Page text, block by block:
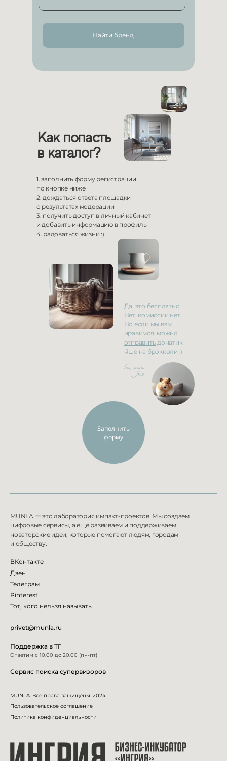
Найти бренд
Как попасть
1. заполнить форму регистрации
по кнопке ниже
2. дождаться ответа площадки
о результатах модерации
3. получить доступ в личный кабинет
и добавить информацию в профиль
4. радоваться жизни :)
Это, кстати,
Яша
в каталог?
Да, это бесплатно.
Нет, комиссии нет.
Но если мы вам
нравимся, можно
отправить донатик
Яше на брокколи :)
Заполнить
форму
MUNLA ー это лаборатория импакт-проектов. Мы создаем
цифровые сервисы, а еще развиваем и поддерживаем
новаторские идеи, которые помогают людям, городам
и обществу.
ВКонтакте
Дзен
Телеграм
Pinterest
Тот, кого нельзя называть
privet@munla.ru
Поддержка в ТГ
Ответим с 10.00 до 20.00 (пн-пт)
Сервис поиска супервизоров
MUNLA. Все права защищены. 2024
Пользовательское соглашение
Политика конфиденциальности